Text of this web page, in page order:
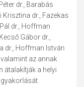
dr., Barabás
Krisztina dr., Fazekas
dr., Hoffman
Gábor dr.,
dr., Hoffman István
az annak
átalakítják a helyi